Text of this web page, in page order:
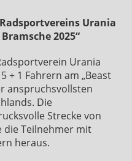
Urania
2025“
Urania
+ 1 Fahrern am „Beast
anspruchsvollsten
Die
Strecke von
Teilnehmer mit
heraus.